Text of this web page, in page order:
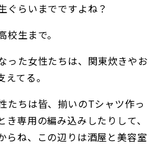
ぐらいまでですよね？
生まで。
った女性たちは、関東炊きやお
てる。
たちは皆、揃いのTシャツ作っ
き専用の編み込みしたりして、
らね、この辺りは酒屋と美容室